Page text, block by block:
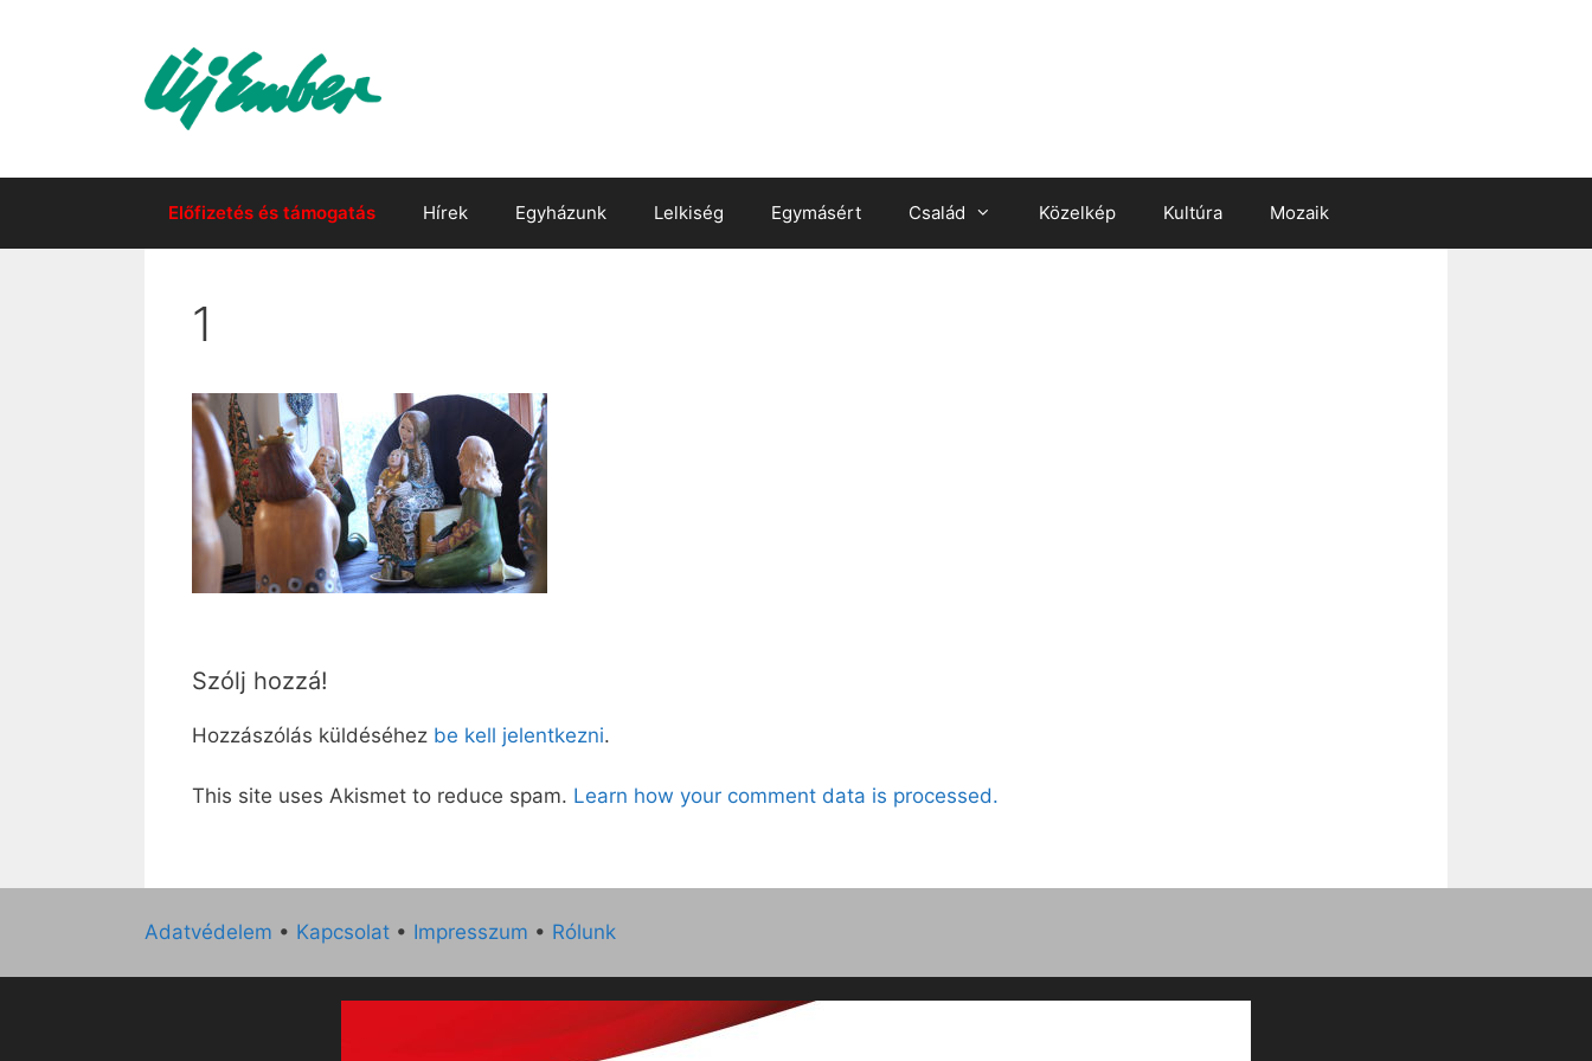
Előfizetés és támogatás Hírek Egyházunk Lelkiség Egymásért Család Közelkép Kultúra Mozaik
1
Szólj hozzá!
Hozzászólás küldéséhez be kell jelentkezni.
This site uses Akismet to reduce spam. Learn how your comment data is processed.
Adatvédelem • Kapcsolat • Impresszum • Rólunk